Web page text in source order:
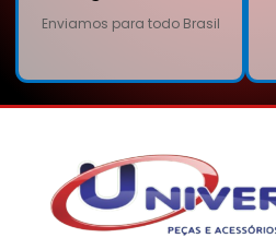
Enviamos para todo Brasil